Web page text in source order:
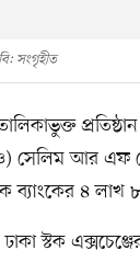
সংগৃহীত
সেলিম আর এফ
ব্যাংকের ৪ লাখ
স্টক